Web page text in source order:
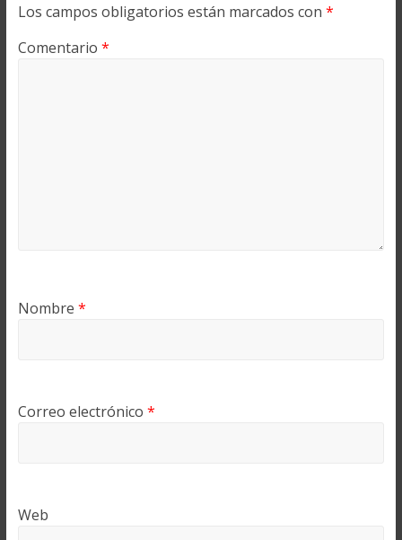
Los campos obligatorios están marcados con *
Comentario *
Nombre *
Correo electrónico *
Web